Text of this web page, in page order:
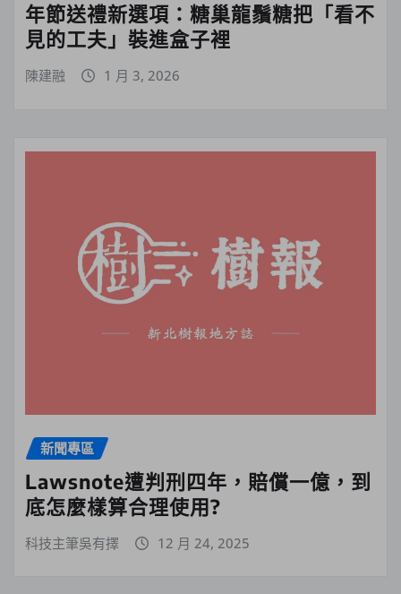
年節送禮新選項：糖巢龍鬚糖把「看不
見的工夫」裝進盒子裡
陳建融 1 月 3, 2026
新聞專區
Lawsnote遭判刑四年，賠償一億，到
底怎麼樣算合理使用?
科技主筆吳有擇 12 月 24, 2025